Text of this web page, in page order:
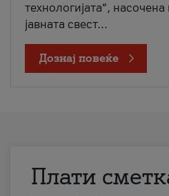
технологијата“,
јавната свест...
Дознај повеќе
Плати